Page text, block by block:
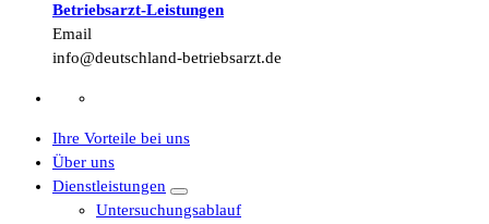
Betriebsarzt-Leistungen
Email
info@deutschland-betriebsarzt.de
Ihre Vorteile bei uns
Über uns
Dienstleistungen
Untersuchungsablauf